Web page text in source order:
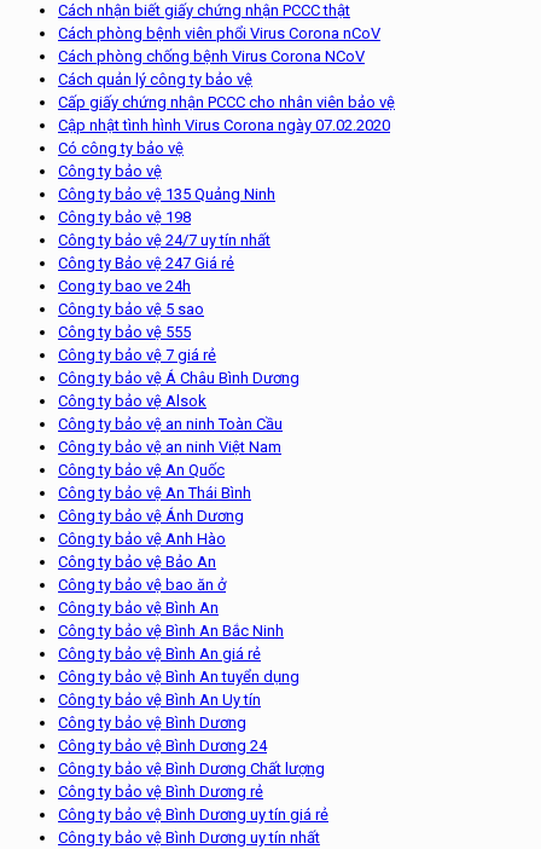
Cách nhận biết giấy chứng nhận PCCC thật
Cách phòng bệnh viên phổi Virus Corona nCoV
Cách phòng chống bệnh Virus Corona NCoV
Cách quản lý công ty bảo vệ
Cấp giấy chứng nhận PCCC cho nhân viên bảo vệ
Cập nhật tình hình Virus Corona ngày 07.02.2020
Có công ty bảo vệ
Công ty bảo vệ
Công ty bảo vệ 135 Quảng Ninh
Công ty bảo vệ 198
Công ty bảo vệ 24/7 uy tín nhất
Công ty Bảo vệ 247 Giá rẻ
Cong ty bao ve 24h
Công ty bảo vệ 5 sao
Công ty bảo vệ 555
Công ty bảo vệ 7 giá rẻ
Công ty bảo vệ Á Châu Bình Dương
Công ty bảo vệ Alsok
Công ty bảo vệ an ninh Toàn Cầu
Công ty bảo vệ an ninh Việt Nam
Công ty bảo vệ An Quốc
Công ty bảo vệ An Thái Bình
Công ty bảo vệ Ánh Dương
Công ty bảo vệ Anh Hào
Công ty bảo vệ Bảo An
Công ty bảo vệ bao ăn ở
Công ty bảo vệ Bình An
Công ty bảo vệ Bình An Bắc Ninh
Công ty bảo vệ Bình An giá rẻ
Công ty bảo vệ Bình An tuyển dụng
Công ty bảo vệ Bình An Uy tín
Công ty bảo vệ Bình Dương
Công ty bảo vệ Bình Dương 24
Công ty bảo vệ Bình Dương Chất lượng
Công ty bảo vệ Bình Dương rẻ
Công ty bảo vệ Bình Dương uy tín giá rẻ
Công ty bảo vệ Bình Dương uy tín nhất